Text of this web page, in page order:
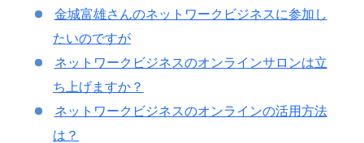
金城富雄さんのネットワークビジネスに参加し
たいのですが
ネットワークビジネスのオンラインサロンは立
ち上げますか？
ネットワークビジネスのオンラインの活用方法
は？